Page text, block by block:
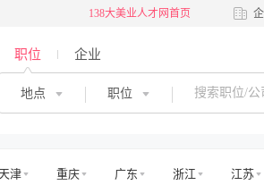
138大美业人才网首页
职位 企业
地点 职位
津 重庆 广东 浙江 江苏